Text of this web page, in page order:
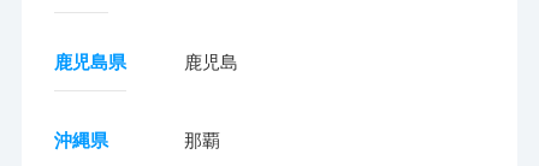
鹿児島県 鹿児島
沖縄県 那覇